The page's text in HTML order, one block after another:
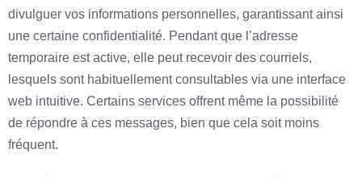
divulguer vos informations personnelles, garantissant ainsi
une certaine confidentialité. Pendant que l’adresse
temporaire est active, elle peut recevoir des courriels,
lesquels sont habituellement consultables via une interface
web intuitive. Certains services offrent même la possibilité
de répondre à ces messages, bien que cela soit moins
fréquent.